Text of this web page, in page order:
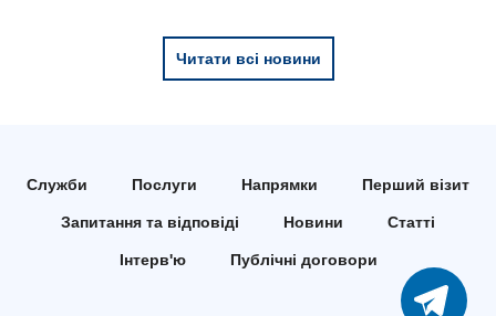
Ендокринологія
Читати всі новини
Служби Послуги Напрямки Перший візит
Запитання та відповіді Новини Статті
Інтерв'ю Публічні договори